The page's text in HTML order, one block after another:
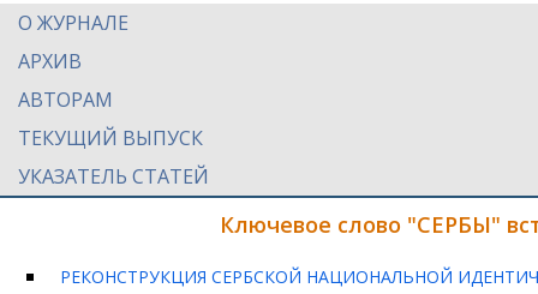
О ЖУРНАЛЕ
АРХИВ
АВТОРАМ
ТЕКУЩИЙ ВЫПУСК
УКАЗАТЕЛЬ СТАТЕЙ
Ключевое слово "СЕРБЫ"
РЕКОНСТРУКЦИЯ СЕРБСКОЙ НАЦИОНАЛЬНОЙ